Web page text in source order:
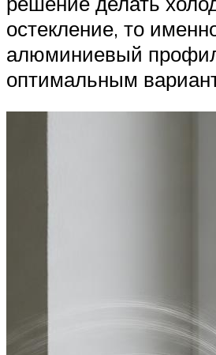
остекление, то
алюминиевый
оптимальным